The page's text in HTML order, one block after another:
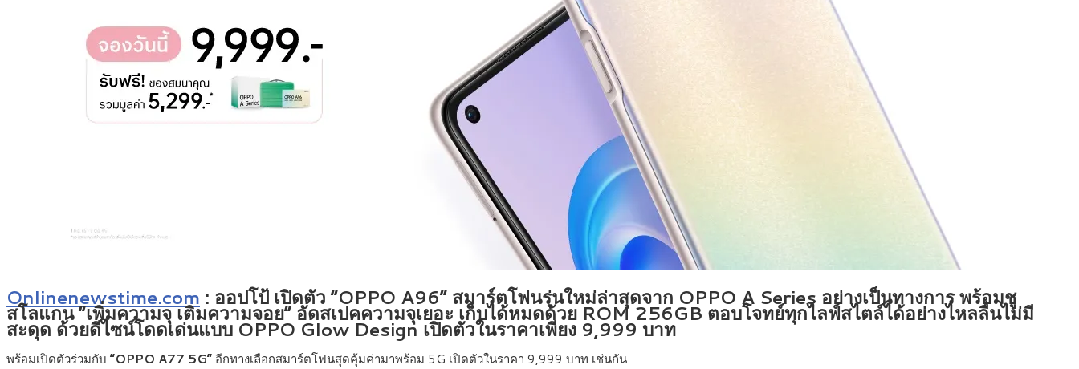
Onlinenewstime.com : ออปโป้ เปิดตัว “OPPO A96” สมาร์ตโฟนรุ่นใหม่ล่าสุดจาก OPPO A Series อย่างเป็นทางการ พร้อมชู
สโลแกน “เพิ่มความจุ เติมความจอย” อัดสเปคความจุเยอะ เก็บได้หมดด้วย ROM 256GB ตอบโจทย์ทุกไลฟ์สไตล์ได้อย่างไหลลื่นไม่มี
สะดุด ด้วยดีไซน์โดดเด่นแบบ OPPO Glow Design เปิดตัวในราคาเพียง 9,999 บาท
พร้อมเปิดตัวร่วมกับ “OPPO A77 5G” อีกทางเลือกสมาร์ตโฟนสุดคุ้มค่ามาพร้อม 5G เปิดตัวในราคา 9,999 บาท เช่นกัน